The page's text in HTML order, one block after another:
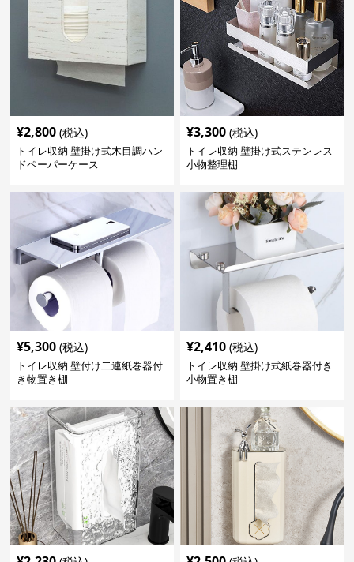
¥2,800 (税込)
トイレ収納 壁掛け式木目調ハン
ドペーパーケース
¥3,300 (税込)
トイレ収納 壁掛け式ステンレス
小物整理棚
¥5,300 (税込)
トイレ収納 壁付け二連紙巻器付
き物置き棚
¥2,410 (税込)
トイレ収納 壁掛け式紙巻器付き
小物置き棚